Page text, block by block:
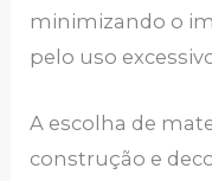
minimizando o
pelo uso
A escolha de
construção e